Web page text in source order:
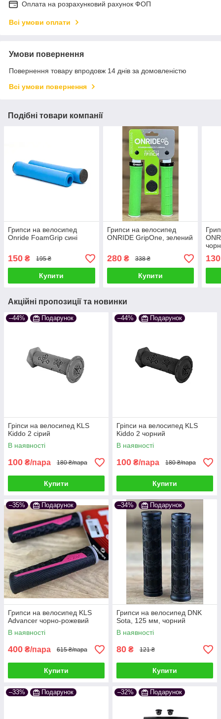
Оплата на розрахунковий рахунок ФОП
Всі умови оплати
Умови повернення
Повернення товару впродовж 14 днів за домовленістю
Всі умови повернення
Подібні товари компанії
Грипси на велосипед
Onride FoamGrip сині
150 ₴ 195 ₴
Купити
Грипси на велосипед
ONRIDE GripOne, зелений
280₴ 338 ₴
Купити
130
Акційні пропозиції та новинки
–44% Подарунок
Гріпси на велосипед KLS
Kiddo 2 сірий
В наявності
100 ₴/пара 180 ₴/пара
Купити
–44% Подарунок
Гріпси на велосипед KLS
Kiddo 2 чорний
В наявності
100 ₴/пара 180 ₴/пара
Купити
–35% Подарунок
Грипси на велосипед KLS
Advancer чорно-рожевий
В наявності
400 ₴/пара 615 ₴/пара
Купити
–34% Подарунок
Грипси на велосипед DNK
Sota, 125 мм, чорний
В наявності
80 ₴ 121 ₴
Купити
–33% Подарунок –32% Подарунок